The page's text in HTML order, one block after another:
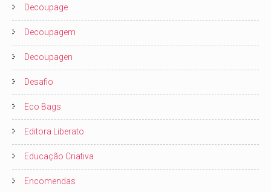
Decoupage
Decoupagem
Decoupagen
Desafio
Eco Bags
Editora Liberato
Educação Criativa
Encomendas